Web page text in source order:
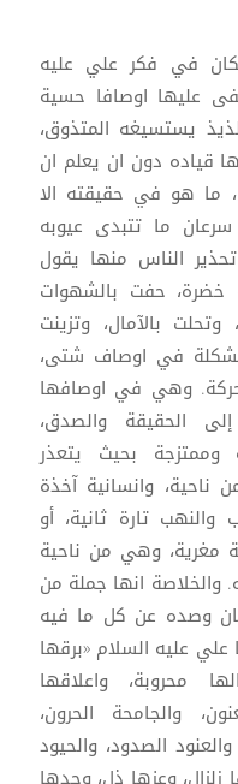
في فكر علي عليه
عليها اوصافا حسية
يستسيغه المتذوق،
قياده دون ان يعلم ان
ما هو في حقيقته الا
ما تتبدى عيوبه
الناس منها يقول
خضرة، حفت بالشهوات
وتحلت بالآمال، وتزينت
متشكلة في اوصاف شتى،
وهي في اوصافها
الحقيقة والصدق،
وممتزجة بحيث يتعذر
وانسانية آخذة
تارة ثانية، أو
مغرية، وهي من ناحية
والخلاصة انها جملة من
وصده عن كل ما فيه
عليه السلام «برقها
محروبة، واعلاقها
والجامحة الحرون،
الصدود، والحيود